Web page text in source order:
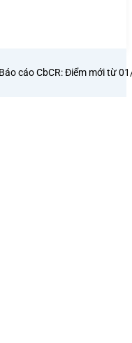
cáo CbCR: Điểm mới từ